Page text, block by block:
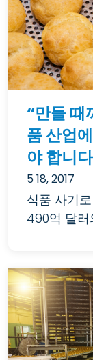
“만들 때
품 산업
야 합니
5 18, 2017
식품 사기
490억 달러